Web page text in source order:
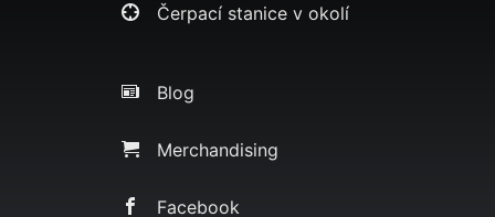
Čerpací stanice v okolí
Blog
Merchandising
Facebook